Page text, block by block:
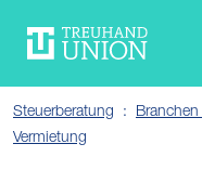
Steuerberatung
Vermietung